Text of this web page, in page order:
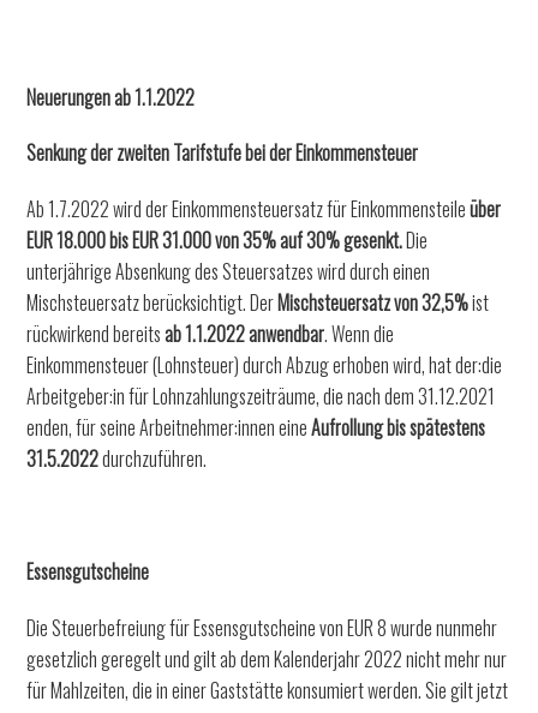
Neuerungen ab 1.1.2022
Senkung der zweiten Tarifstufe bei der Einkommensteuer
Ab 1.7.2022 wird der Einkommensteuersatz für Einkommensteileüber
EUR 18.000 bis EUR 31.000von 35% auf 30% gesenkt.Die
unterjährige Absenkung des Steuersatzes wird durch einen
Mischsteuersatz berücksichtigt. DerMischsteuersatz von 32,5%ist
rückwirkend bereitsab 1.1.2022 anwendbar. Wenn die
Einkommensteuer (Lohnsteuer) durch Abzug erhoben wird, hat der:die
Arbeitgeber:in für Lohnzahlungszeiträume, die nach dem 31.12.2021
enden, für seine Arbeitnehmer:innen eineAufrollungbis spätestens
31.5.2022durchzuführen.
Essensgutscheine
Die Steuerbefreiung für Essensgutscheine von EUR 8 wurde nunmehr
gesetzlich geregelt und gilt ab dem Kalenderjahr 2022 nicht mehr nur
für Mahlzeiten, die in einer Gaststätte konsumiert werden. Sie gilt jetzt